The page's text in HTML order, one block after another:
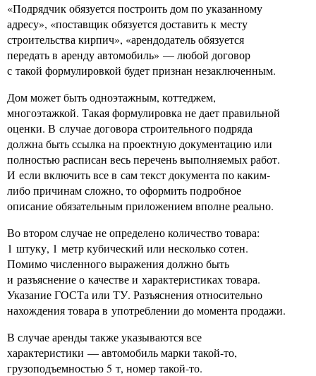
«Подрядчик обязуется построить дом по указанному
адресу», «поставщик обязуется доставить к месту
строительства кирпич», «арендодатель обязуется
передать в аренду автомобиль» — любой договор
с такой формулировкой будет признан незаключенным.
Дом может быть одноэтажным, коттеджем,
многоэтажкой. Такая формулировка не дает правильной
оценки. В случае договора строительного подряда
должна быть ссылка на проектную документацию или
полностью расписан весь перечень выполняемых работ.
И если включить все в сам текст документа по каким-
либо причинам сложно, то оформить подробное
описание обязательным приложением вполне реально.
Во втором случае не определено количество товара:
1 штуку, 1 метр кубический или несколько сотен.
Помимо численного выражения должно быть
и разъяснение о качестве и характеристиках товара.
Указание ГОСТа или ТУ. Разъяснения относительно
нахождения товара в употреблении до момента продажи.
В случае аренды также указываются все
характеристики — автомобиль марки такой-то,
грузоподъемностью 5 т, номер такой-то.